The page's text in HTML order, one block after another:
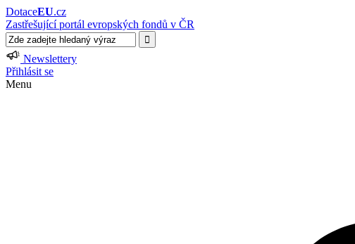
DotaceEU.cz
Zastřešující portál evropských fondů v ČR
Newslettery
Přihlásit se
Menu